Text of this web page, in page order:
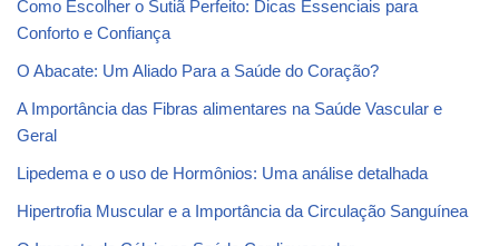
Como Escolher o Sutiã Perfeito: Dicas Essenciais para
Conforto e Confiança
O Abacate: Um Aliado Para a Saúde do Coração?
A Importância das Fibras alimentares na Saúde Vascular e
Geral
Lipedema e o uso de Hormônios: Uma análise detalhada
Hipertrofia Muscular e a Importância da Circulação Sanguínea